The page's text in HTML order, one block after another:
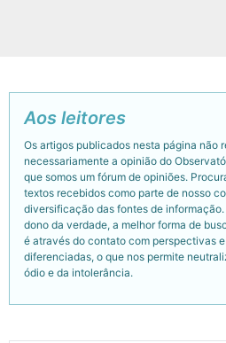
Aos leitores
Os artigos publicados nesta página não
necessariamente a opinião do
que somos um fórum de opiniões.
textos recebidos como parte de nosso
diversificação das fontes de
dono da verdade, a melhor forma de
é através do contato com perspectivas
diferenciadas, o que nos permite
ódio e da intolerância.